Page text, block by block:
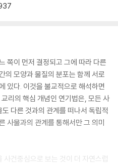
쪽이 먼저 결정되고 그에 따라 다른
의 모양과 물질의 분포는 함께 서로
있다. 이것을 불교적으로 해석하면
리의 핵심 개념인 연기법은, 모든 사
다른 것과의 관계를 떠나서 독립적
사물과의 관계를 통해서만 그 의미
사건중심으로 보는 것이 더 자연스럽